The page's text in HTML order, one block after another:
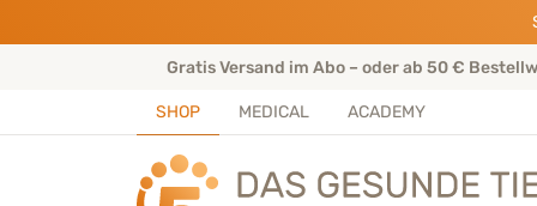
Gratis Versand im Abo – oder ab 50 €
SHOP MEDICAL ACADEMY